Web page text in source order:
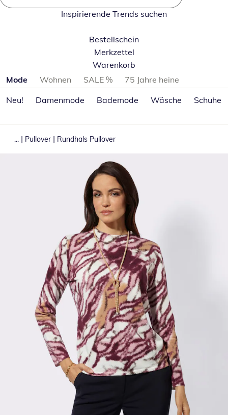
Inspirierende Trends suchen
Bestellschein
Merkzettel
Warenkorb
Produktkategorien überspringen
Mode Wohnen SALE %
75 Jahre heine
Neu!
Damenmode Bademode Wäsche Schuhe
... | Pullover | Rundhals Pullover